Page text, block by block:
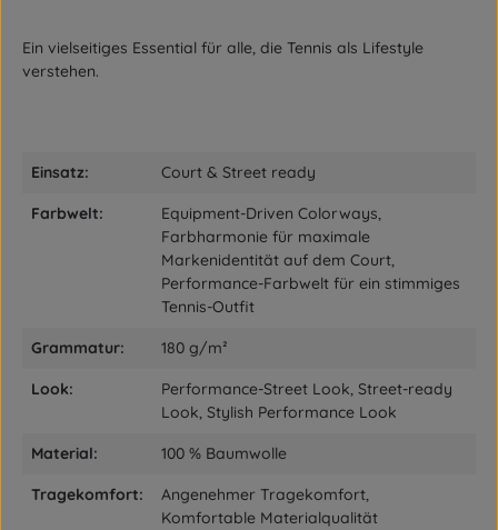
Ein vielseitiges Essential für alle, die Tennis als Lifestyle
verstehen.
Einsatz: Court & Street ready
Farbwelt:
Equipment-Driven Colorways,
Farbharmonie für maximale
Markenidentität auf dem Court,
Performance-Farbwelt für ein stimmiges
Tennis-Outfit
Grammatur: 180 g/m²
Look:
Performance-Street Look, Street-ready
Look, Stylish Performance Look
Material: 100 % Baumwolle
Tragekomfort:
Angenehmer Tragekomfort,
Komfortable Materialqualität